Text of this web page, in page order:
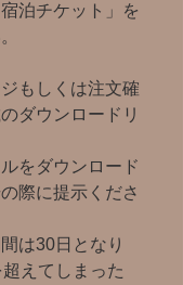
泊チケット」を
もしくは注文確
ダウンロードリ
をダウンロード
際に提示くださ
は30日となり
えてしまった